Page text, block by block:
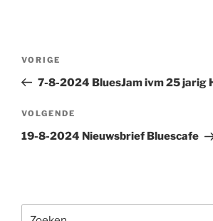
Vorig
bericht
VORIGE
7-8-2024 BluesJam ivm 25 jarig
Volgend
bericht
VOLGENDE
19-8-2024 Nieuwsbrief Bluescafe